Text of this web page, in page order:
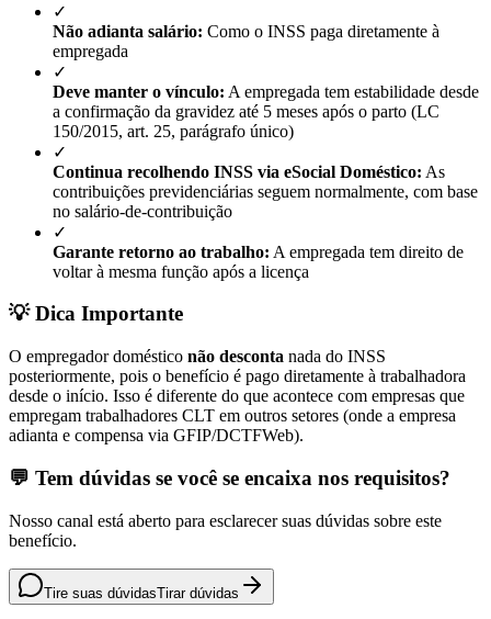
✓
Não adianta salário: Como o INSS paga diretamente à
empregada
✓
Deve manter o vínculo: A empregada tem estabilidade desde
a confirmação da gravidez até 5 meses após o parto (LC
150/2015, art. 25, parágrafo único)
✓
Continua recolhendo INSS via eSocial Doméstico: As
contribuições previdenciárias seguem normalmente, com base
no salário-de-contribuição
✓
Garante retorno ao trabalho: A empregada tem direito de
voltar à mesma função após a licença
💡 Dica Importante
O empregador doméstico não desconta nada do INSS
posteriormente, pois o benefício é pago diretamente à trabalhadora
desde o início. Isso é diferente do que acontece com empresas que
empregam trabalhadores CLT em outros setores (onde a empresa
adianta e compensa via GFIP/DCTFWeb).
💬 Tem dúvidas se você se encaixa nos requisitos?
Nosso canal está aberto para esclarecer suas dúvidas sobre este
benefício.
Tire suas dúvidasTirar dúvidas